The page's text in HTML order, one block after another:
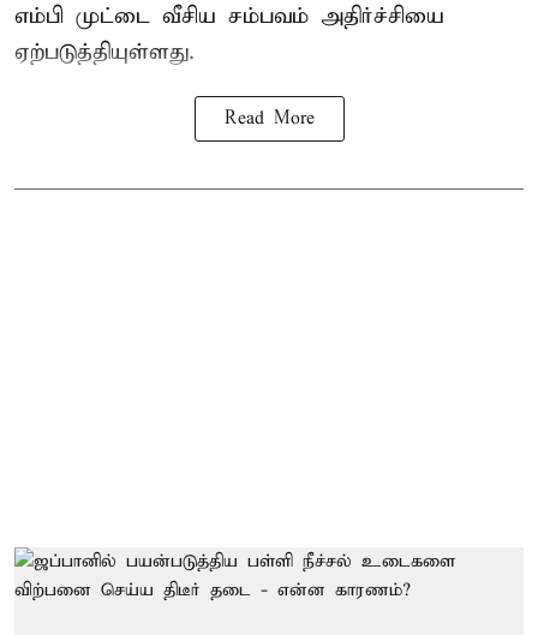
எம்பி முட்டை வீசிய சம்பவம் அதிர்ச்சியை
ஏற்படுத்தியுள்ளது.
Read More